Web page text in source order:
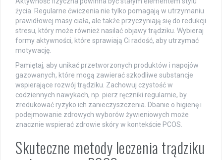
życia. Regularne ćwiczenia nie tylko pomagają w utrzymaniu
prawidłowej masy ciała, ale także przyczyniają się do redukcji
stresu, który może również nasilać objawy trądziku. Wybieraj
formy aktywności, które sprawiają Ci radość, aby utrzymać
motywację.
Pamiętaj, aby unikać przetworzonych produktów i napojów
gazowanych, które mogą zawierać szkodliwe substancje
wspierające rozwój trądziku. Zachowuj czystość w
codziennych nawykach, np. pierz ręczniki regularnie, by
zredukować ryzyko ich zanieczyszczenia. Dbanie o higienę i
podejmowanie zdrowych wyborów żywieniowych może
znacznie wspierać zdrowie skóry w kontekście PCOS.
Skuteczne metody leczenia trądziku